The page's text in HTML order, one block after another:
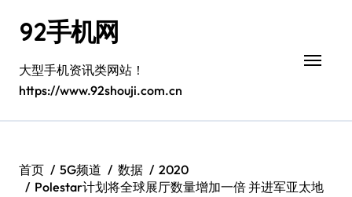
92手机网
大型手机资讯类网站！
https://www.92shouji.com.cn
首页 5G频道 数据
2020
Polestar计划将全球展厅数量增加一倍 并进军亚太地